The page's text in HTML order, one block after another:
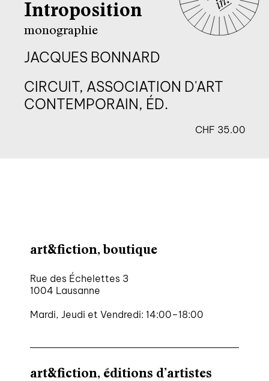
Introposition
monographie
JACQUES BONNARD
CIRCUIT, ASSOCIATION D'ART
CONTEMPORAIN, ÉD.
CHF 35.00
art&fiction, boutique
Rue des Échelettes 3
1004 Lausanne
Mardi, Jeudi et Vendredi: 14:00–18:00
art&fiction, éditions d’artistes